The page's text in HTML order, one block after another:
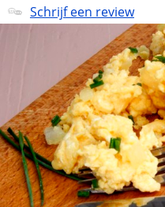
Schrijf een review